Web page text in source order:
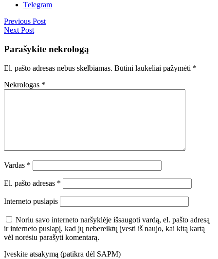
Telegram
Previous Post
Next Post
Parašykite nekrologą
El. pašto adresas nebus skelbiamas. Būtini laukeliai pažymėti *
Nekrologas *
Vardas *
El. pašto adresas *
Interneto puslapis
Noriu savo interneto naršyklėje išsaugoti vardą, el. pašto adresą
ir interneto puslapį, kad jų nebereiktų įvesti iš naujo, kai kitą kartą
vėl norėsiu parašyti komentarą.
Įveskite atsakymą (patikra dėl SAPM)